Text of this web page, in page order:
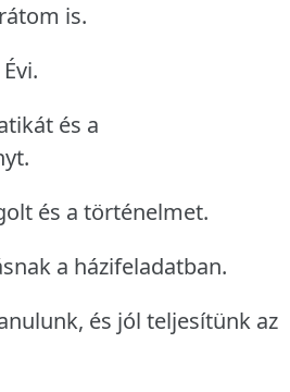
is.
és a
és a történelmet.
a házifeladatban.
és jól teljesítünk az